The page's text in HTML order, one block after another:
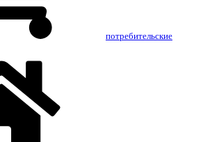
потребительские